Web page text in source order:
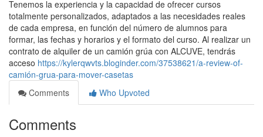
Tenemos la experiencia y la capacidad de ofrecer cursos
totalmente personalizados, adaptados a las necesidades reales
de cada empresa, en función del número de alumnos para
formar, las fechas y horarios y el formato del curso. Al realizar un
contrato de alquiler de un camión grúa con ALCUVE, tendrás
acceso https://kylerqwvts.bloginder.com/37538621/a-review-of-
camión-grua-para-mover-casetas
Comments
Who Upvoted
Comments